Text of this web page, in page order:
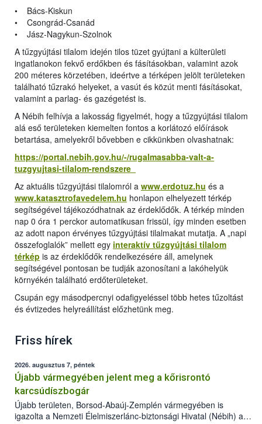
• Bács-Kiskun
• Csongrád-Csanád
• Jász-Nagykun-Szolnok
A tűzgyújtási tilalom idején tilos tüzet gyújtani a külterületi
ingatlanokon fekvő erdőkben és fásításokban, valamint azok
200 méteres körzetében, ideértve a térképen jelölt területeken
található tűzrakó helyeket, a vasút és közút menti fásításokat,
valamint a parlag- és gazégetést is.
A Nébih felhívja a lakosság figyelmét, hogy a tűzgyújtási tilalom
alá eső területeken kiemelten fontos a korlátozó előírások
betartása, amelyekről bővebben e cikkünkben olvashatnak:
https://portal.nebih.gov.hu/-/rugalmasabba-valt-a-
tuzgyujtasi-tilalom-rendszere
Az aktuális tűzgyújtási tilalomról a www.erdotuz.hu és a
www.katasztrofavedelem.hu honlapon elhelyezett térkép
segítségével tájékozódhatnak az érdeklődők. A térkép minden
nap 0 óra 1 perckor automatikusan frissül, így minden esetben
az adott napon érvényes tűzgyújtási tilalmakat mutatja. A „napi
összefoglalók” mellett egy interaktív tűzgyújtási tilalom
térkép is az érdeklődők rendelkezésére áll, amelynek
segítségével pontosan be tudják azonosítani a lakóhelyük
környékén található erdőterületeket.
Csupán egy másodpercnyi odafigyeléssel több hetes tűzoltást
és évtizedes helyreállítást előzhetünk meg.
Friss hírek
2026. augusztus 7, péntek
Újabb vármegyében jelent meg a kőrisrontó
karcsúdíszbogár
Újabb területen, Borsod-Abaúj-Zemplén vármegyében is
igazolta a Nemzeti Élelmiszerlánc-biztonsági Hivatal (Nébih) a